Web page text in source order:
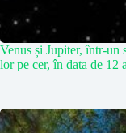
Venus și Jupiter, într-un
lor pe cer, în data de 12